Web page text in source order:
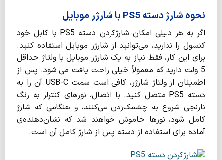
نحوه شارژ دسته PS5 با شارژر موبایل
اگر به هر دلیلی امکان شارژکردن دسته PS5 با کابل خود
کنسول را ندارید، می‌توانید از شارژر موبایل استفاده کنید.
برای این کار، فقط نیاز به یک شارژر موبایل با ولتاژ حداقل
5 ولت دارید که معمولاً خیلی راحت یافت می شود. پس از
اطمینان از ولتاژ شارژر، کافی است سمت USB-C آن را به
دسته PS5 متصل کنید. با اتصال، نورهای کنترلر به رنگ
نارنجی شروع به چشمک‌زدن می‌کنند، و هنگامی که شارژ
کامل شود، نورها خاموش خواهند شد که نشان‌دهنده‌ی
آماده برای استفاده از دسته پس از شارژ کامل آن است.